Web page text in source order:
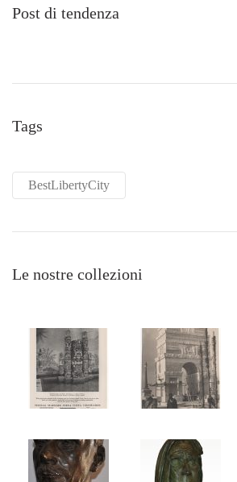
Post di tendenza
Tags
BestLibertyCity
Le nostre collezioni